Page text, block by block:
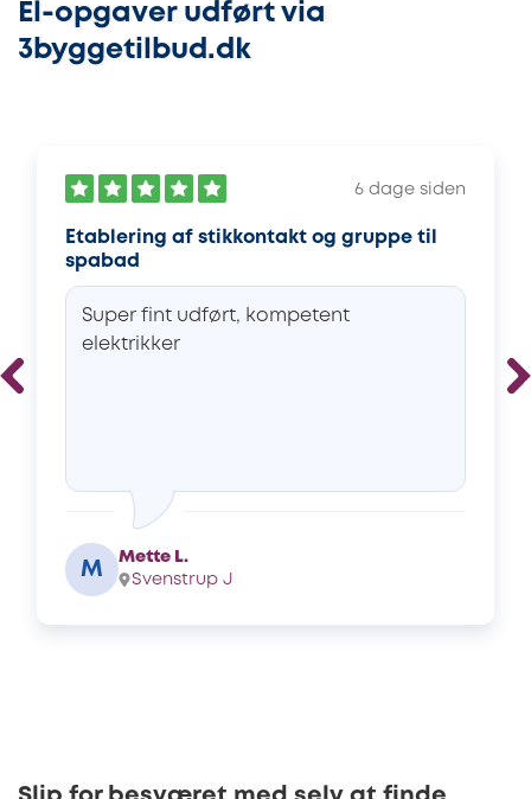
El-opgaver udført via
3byggetilbud.dk
6 dage siden
Etablering af stikkontakt og gruppe til
spabad
Super fint udført, kompetent
elektrikker
M
Mette L.
Svenstrup J